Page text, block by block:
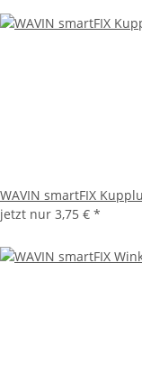
WAVIN smartFIX
jetzt nur 3,75 € *